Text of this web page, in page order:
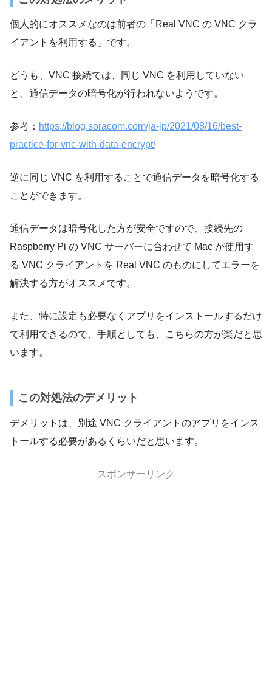
個人的にオススメなのは前者の「Real VNC の VNC クラ
イアントを利用する」です。
どうも、VNC 接続では、同じ VNC を利用していない
と、通信データの暗号化が行われないようです。
参考： https://blog.soracom.com/ja-jp/2021/08/16/best-
practice-for-vnc-with-data-encrypt/
逆に同じ VNC を利用することで通信データを暗号化する
ことができます。
通信データは暗号化した方が安全ですので、接続先の
Raspberry Pi の VNC サーバーに合わせて Mac が使用す
る VNC クライアントを Real VNC のものにしてエラーを
解決する方がオススメです。
また、特に設定も必要なくアプリをインストールするだけ
で利用できるので、手順としても、こちらの方が楽だと思
います。
この対処法のデメリット
デメリットは、別途 VNC クライアントのアプリをインス
トールする必要があるくらいだと思います。
スポンサーリンク